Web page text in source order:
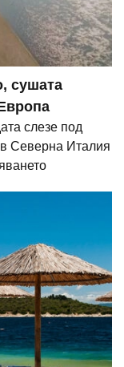
сушата
слезе под
Северна Италия